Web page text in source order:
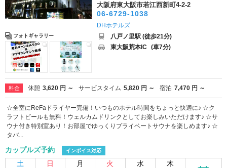
フォトギャラリー
大阪府東大阪市若江西新町4-2-2
06-6729-1038
DHホテルズ
八戸ノ里駅 (徒歩21分)
東大阪荒本IC (車7分)
料金 休憩 3,620 円 ～ サービスタイム 5,820 円 ～ 宿泊 7,470 円 ～
☆全室にReFaドライヤー完備！いつものホテル時間をちょっと快適に♪ ☆ク
ラフトビールも無料！ウェルカムドリンクとしてお楽しみいただけます♪ ☆サ
ウナ付き特別室あり！お部屋でゆっくりプライベートサウナを楽しめます♪ ☆
タバ...
カップルズ予約 インボイス対応
土 日 月 火 水 木